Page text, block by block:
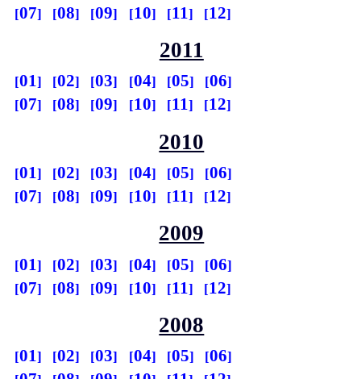
07
08 09 10 11 12
2011
01 02 03 04 05
06
07
08 09 10 11 12
2010
01 02 03 04 05
06
07
08 09 10 11 12
2009
01 02 03 04 05
06
07
08 09 10 11 12
2008
01 02 03 04 05
06